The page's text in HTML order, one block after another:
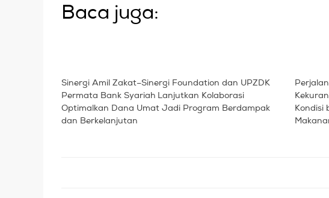
Baca juga:
Sinergi Amil Zakat–Sinergi Foundation dan UPZDK
Permata Bank Syariah Lanjutkan Kolaborasi
Optimalkan Dana Umat Jadi Program Berdampak
dan Berkelanjutan
Kondisi